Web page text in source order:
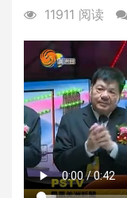
11911 阅读